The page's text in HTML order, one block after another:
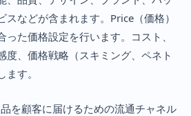
などが含まれます。Price（価格）
た価格設定を行います。コスト、
度、価格戦略（スキミング、ペネト
す。
を顧客に届けるための流通チャネル